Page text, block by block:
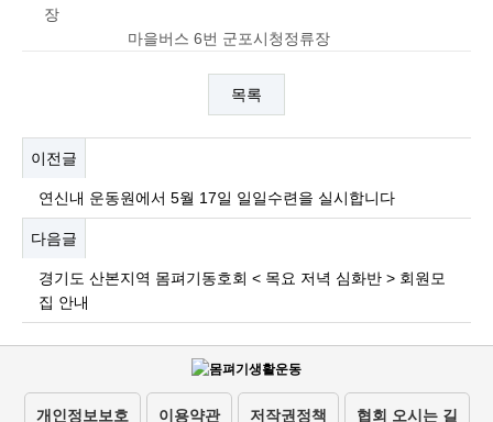
장
마을버스 6번 군포시청정류장
목록
이전글
연신내 운동원에서 5월 17일 일일수련을 실시합니다
다음글
경기도 산본지역 몸펴기동호회 < 목요 저녁 심화반 > 회원모
집 안내
개인정보보호 이용약관 저작권정책 협회 오시는 길